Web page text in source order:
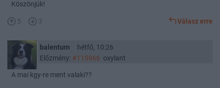
Köszönjük!
5 3 Válasz erre
balentum
hétfő, 10:26
Előzmény: #115966 oxylant
A mai kgy-re ment valaki??